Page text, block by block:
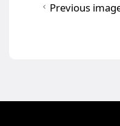
Previous